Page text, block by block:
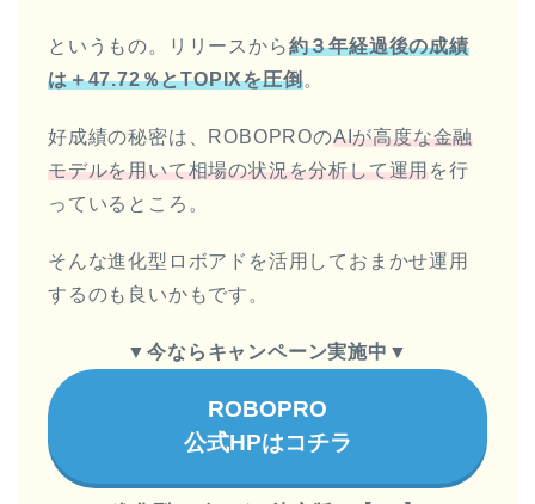
というもの。リリースから約３年経過後の成績
は＋47.72％とTOPIXを圧倒。
好成績の秘密は、ROBOPROのAIが高度な金融
モデルを用いて相場の状況を分析して運用を行
っているところ。
そんな進化型ロボアドを活用しておまかせ運用
するのも良いかもです。
▼今ならキャンペーン実施中▼
ROBOPRO
公式HPはコチラ